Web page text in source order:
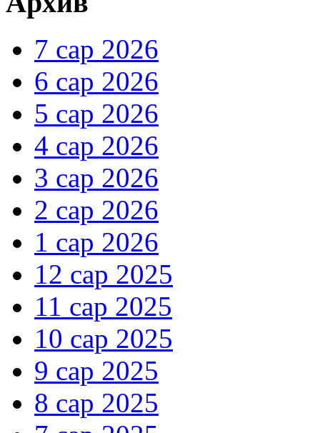
7 сар 2026
6 сар 2026
5 сар 2026
4 сар 2026
3 сар 2026
2 сар 2026
1 сар 2026
12 сар 2025
11 сар 2025
10 сар 2025
9 сар 2025
8 сар 2025